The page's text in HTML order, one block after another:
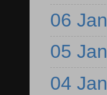
06 Jan
05 Jan
04 Jan